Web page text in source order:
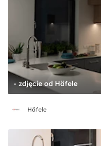
- zdjęcie od Häfele
Häfele